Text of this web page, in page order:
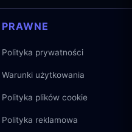
PRAWNE
Polityka prywatności
Warunki użytkowania
Polityka plików cookie
Polityka reklamowa